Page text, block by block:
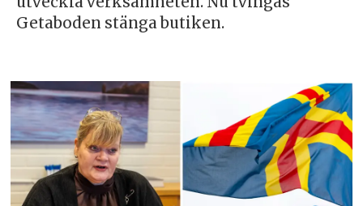
Getaboden stänga butiken.